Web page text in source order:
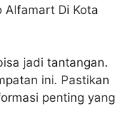
Alfamart Di Kota
jadi tantangan.
ini. Pastikan
penting yang